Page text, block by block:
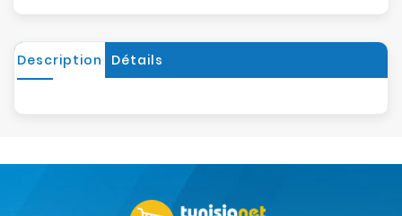
Description Détails